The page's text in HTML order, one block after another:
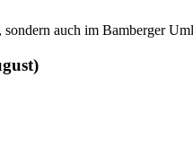
auch im Bamberger